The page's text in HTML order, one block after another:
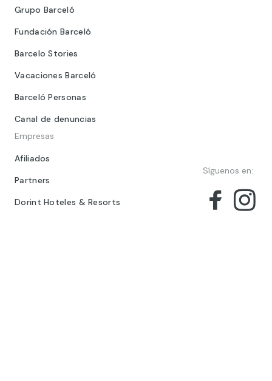
Grupo Barceló
Fundación Barceló
Barcelo Stories
Vacaciones Barceló
Barceló Personas
Canal de denuncias
Empresas
Afiliados
Partners
Dorint Hoteles & Resorts
Síguenos en: